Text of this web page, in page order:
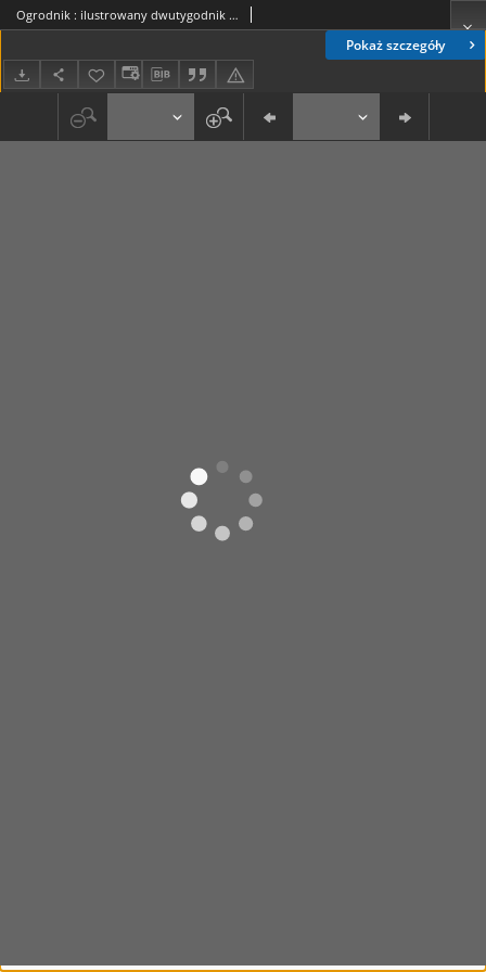
Pokaż szczegóły
Ogrodnik : ilustrowany dwutygodnik dla zawodowców i miłośników ogrodnictwa : organ Związku Polskich Zrzeszeń Ogrodniczych. R. 22, nr 9 (15 maja 1932)